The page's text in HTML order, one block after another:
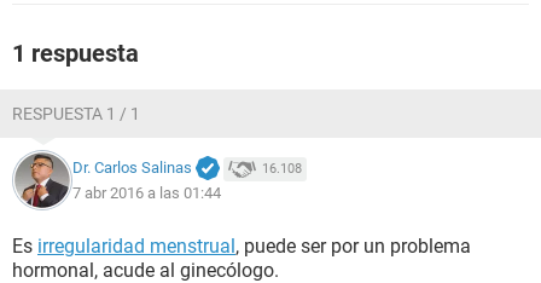
1 respuesta
RESPUESTA 1 / 1
Dr. Carlos Salinas 16.108
7 abr 2016 a las 01:44
Es irregularidad menstrual, puede ser por un problema
hormonal, acude al ginecólogo.